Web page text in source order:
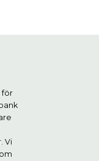
för
Vi